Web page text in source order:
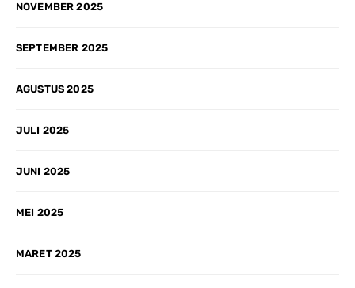
NOVEMBER 2025
SEPTEMBER 2025
AGUSTUS 2025
JULI 2025
JUNI 2025
MEI 2025
MARET 2025